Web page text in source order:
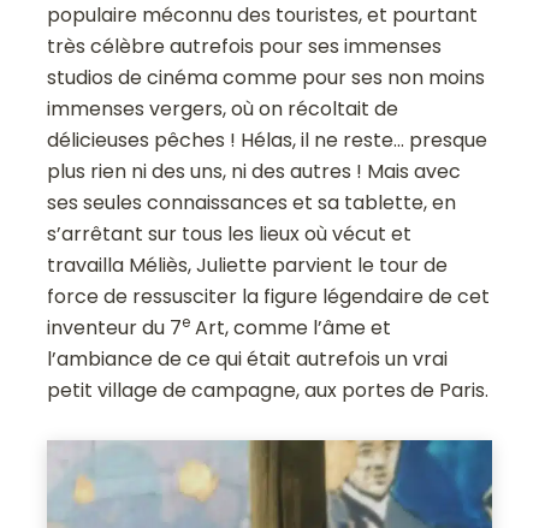
populaire méconnu des touristes, et pourtant
très célèbre autrefois pour ses immenses
studios de cinéma comme pour ses non moins
immenses vergers, où on récoltait de
délicieuses pêches ! Hélas, il ne reste… presque
plus rien ni des uns, ni des autres ! Mais avec
ses seules connaissances et sa tablette, en
s’arrêtant sur tous les lieux où vécut et
travailla Méliès, Juliette parvient le tour de
force de ressusciter la figure légendaire de cet
inventeur du 7e Art, comme l’âme et
l’ambiance de ce qui était autrefois un vrai
petit village de campagne, aux portes de Paris.